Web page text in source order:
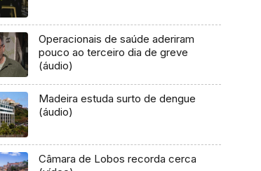
Operacionais de saúde aderiram
pouco ao terceiro dia de greve
(áudio)
Madeira estuda surto de dengue
(áudio)
Câmara de Lobos recorda cerca